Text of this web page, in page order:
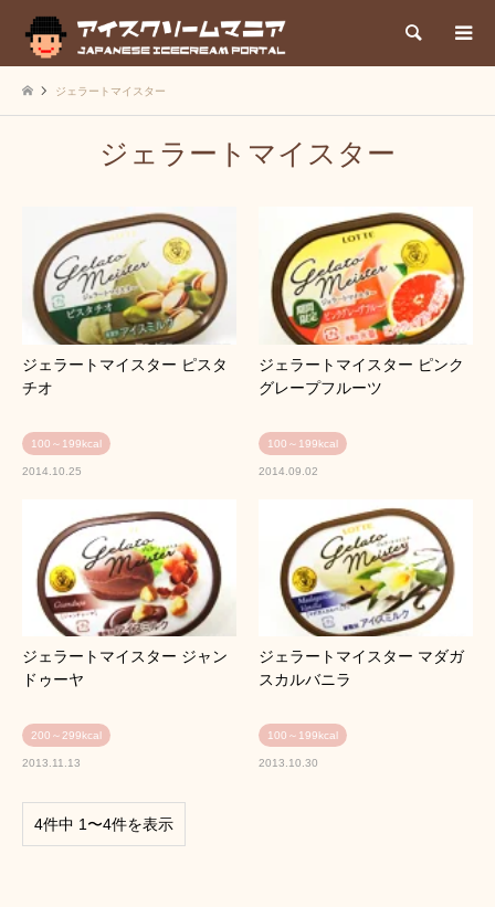
検索
ジェラートマイスター
ジェラートマイスター
ジェラートマイスター ピスタ
チオ
100～199kcal
2014.10.25
ジェラートマイスター ピンク
グレープフルーツ
100～199kcal
2014.09.02
ジェラートマイスター ジャン
ドゥーヤ
200～299kcal
2013.11.13
ジェラートマイスター マダガ
スカルバニラ
100～199kcal
2013.10.30
4件中 1〜4件を表示